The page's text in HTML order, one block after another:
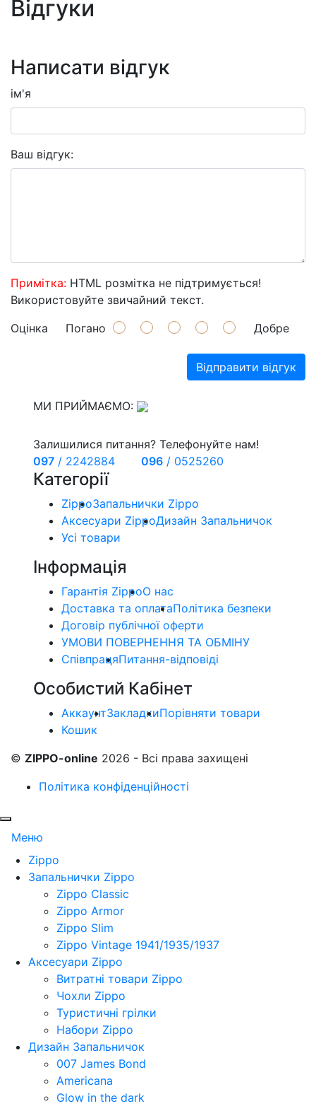
Відгуки
Написати відгук
ім'я
Ваш відгук:
Примітка: HTML розмітка не підтримується!
Використовуйте звичайний текст.
Оцінка Погано Добре
Відправити відгук
МИ ПРИЙМАЄМО:
Залишилися питання? Телефонуйте нам!
097 / 2242884 096 / 0525260
Категорії
ZippoЗапальнички Zippo
Аксесуари ZippoДизайн Запальничок
Усі товари
Інформація
Гарантія ZippoО нас
Доставка та оплатаПолітика безпеки
Договір публічної оферти
УМОВИ ПОВЕРНЕННЯ ТА ОБМІНУ
СпівпрацяПитання-відповіді
Особистий Кабінет
АккаунтЗакладкиПорівняти товари
Кошик
© ZIPPO-online 2026 - Всі права захищені
Політика конфіденційності
Меню
Zippo
Запальнички Zippo
Zippo Classic
Zippo Armor
Zippo Slim
Zippo Vintage 1941/1935/1937
Аксесуари Zippo
Витратні товари Zippo
Чохли Zippo
Туристичні грілки
Набори Zippo
Дизайн Запальничок
007 James Bond
Americana
Glow in the dark